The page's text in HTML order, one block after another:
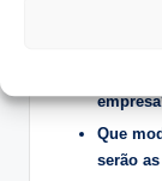
Temas
Quem
Que
serão